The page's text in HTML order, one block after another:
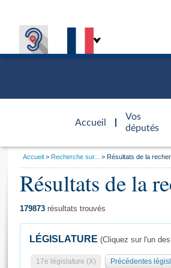
Accueil
d'accueil
Vos
députés
Général
Vous
Accueil Recherche sur... Résultats de la
Résultats de la
179873 résultats trouvés
LÉGISLATURE (Cliquez sur l'un
17e législature (X) Précédentes